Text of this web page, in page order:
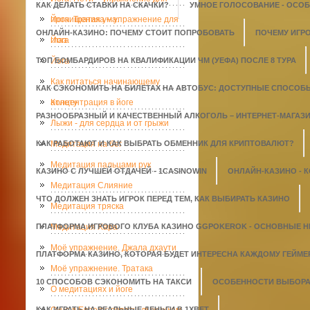
КАК ДЕЛАТЬ СТАВКИ НА СКАЧКИ? УМНОЕ ГОЛОСОВАНИЕ -
ОНЛАЙН-КАЗИНО: ПОЧЕМУ СТОИТ ПОПРОБОВАТЬ ПОЧЕМУ
ТОП БОМБАРДИРОВ НА КВАЛИФИКАЦИИ ЧМ (УЕФА) ПОСЛЕ 8 ТУРА
КАК СЭКОНОМИТЬ НА БИЛЕТАХ НА АВТОБУС: ДОСТУПНЫЕ
РАЗНООБРАЗНЫЙ И КАЧЕСТВЕННЫЙ АЛКОГОЛЬ – ИНТЕРНЕТ-
КАК РАБОТАЮТ И КАК ВЫБРАТЬ ОБМЕННИК ДЛЯ КРИПТОВАЛЮТ?
КАЗИНО С ЛУЧШЕЙ ОТДАЧЕЙ - 1СASINOWIN ОНЛАЙН-КАЗИНО -
ЧТО ДОЛЖЕН ЗНАТЬ ИГРОК ПЕРЕД ТЕМ, КАК ВЫБИРАТЬ КАЗИНО
ПЛАТФОРМА ИГРОВОГО КЛУБА КАЗИНО GGPOKEROK -
ПЛАТФОРМА КАЗИНО, КОТОРАЯ БУДЕТ ИНТЕРЕСНА КАЖДОМУ
10 СПОСОБОВ СЭКОНОМИТЬ НА ТАКСИ ОСОБЕННОСТИ
прочищения ума.
Йога. Тратака – упражнение для
глаз
Йога
Йога
Как питаться начинающему
атлету
Концентрация в йоге
Лыжи - для сердца и от грыжи
Медитация на бег
Медитация пальцами рук
Медитация Слияние
Медитация тряска
Медитация Хара
Моё упражнение. Джала дхаути
Моё упражнение. Тратака
О медитациях и йоге